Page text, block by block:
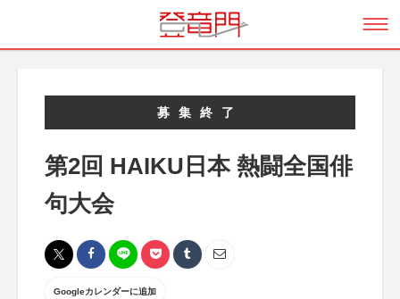
募集終了
第2回 HAIKU日本 熱闘全国俳
句大会
Googleカレンダーに追加